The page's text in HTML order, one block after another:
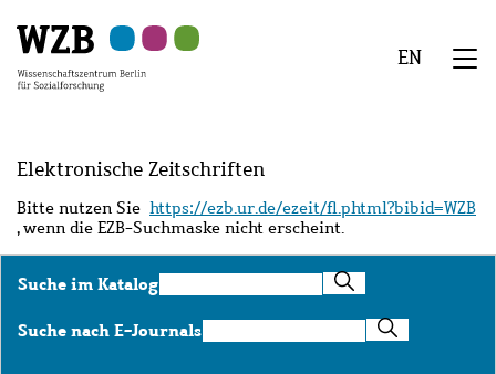
Hauptinhalt
springen
Navigation
springen
Suche
springen
Sekundärnavigation
springen
Fußzeile
springen
EN
Elektronische Zeitschriften
Bitte nutzen Sie https://ezb.ur.de/ezeit/fl.phtml?bibid=WZB
, wenn die EZB-Suchmaske nicht erscheint.
Suche im KatalogSuche
im
Katalog
Suche nach E-JournalsSuche
nach